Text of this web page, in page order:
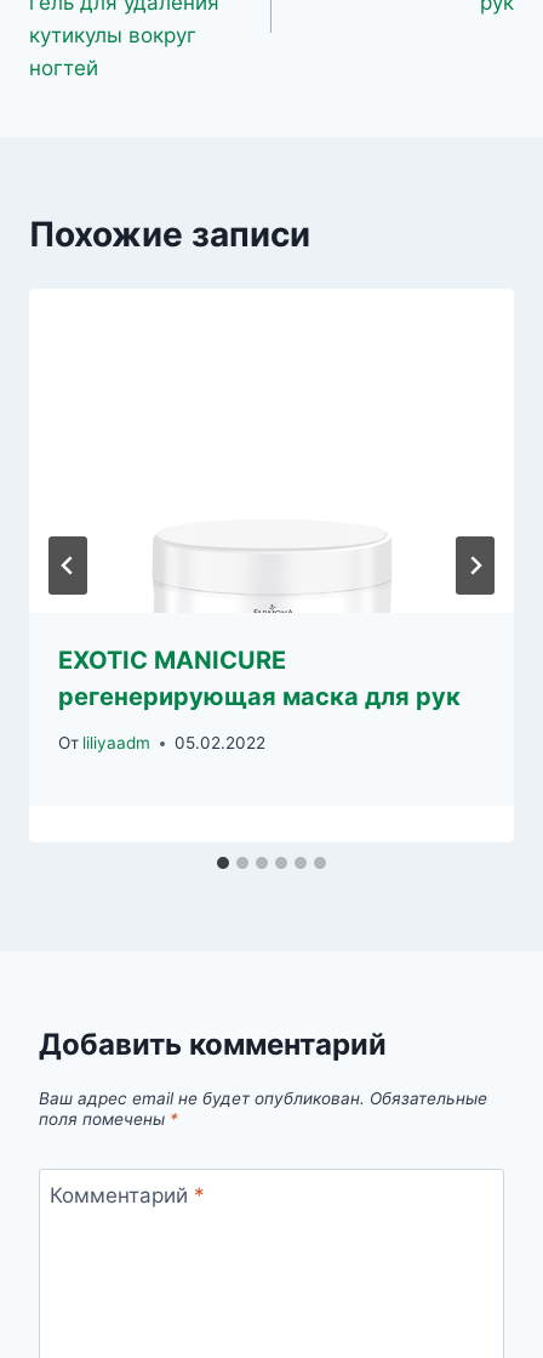
кутикулы вокруг
ногтей
Похожие записи
EXOTIC MANICURE
регенерирующая маска для рук
От liliyaadm 05.02.2022
Добавить комментарий
Ваш адрес email не будет опубликован. Обязательные
поля помечены *
Комментарий *